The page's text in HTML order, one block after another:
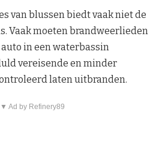
van blussen biedt vaak niet de
Vaak moeten brandweerlieden
in een waterbassin
vereisende en minder
laten uitbranden.
▼ Ad by Refinery89